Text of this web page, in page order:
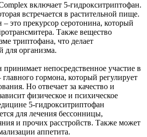
включает 5-гидрокситриптофан.
встречается в растительной пище.
это прекурсор серотонина, который
Также вещество
триптофана, что делает
для организма.
непосредственное участие в
главного гормона, который регулирует
Но отвечает за качество и
физическое и психическое
5-гидрокситриптофан
для лечения бессонницы,
и прочих расстройств. Также может
аппетита.